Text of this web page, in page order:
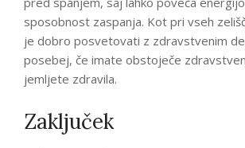
sposobnost zaspanja. Kot pri vseh
je dobro posvetovati z zdravstvenim
posebej, če imate obstoječe
jemljete zdravila.
Zaključek